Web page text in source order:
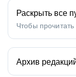
Раскрыть все
Чтобы прочитать
Архив